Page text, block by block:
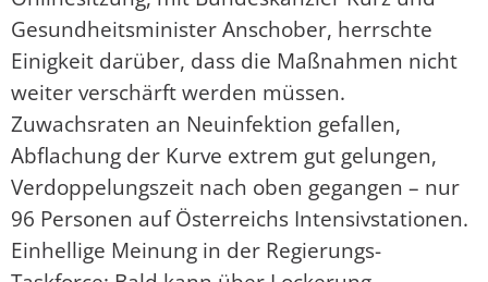
Gesundheitsminister Anschober, herrschte
Einigkeit darüber, dass die Maßnahmen nicht
weiter verschärft werden müssen.
Zuwachsraten an Neuinfektion gefallen,
Abflachung der Kurve extrem gut gelungen,
Verdoppelungszeit nach oben gegangen – nur
96 Personen auf Österreichs Intensivstationen.
Einhellige Meinung in der Regierungs-